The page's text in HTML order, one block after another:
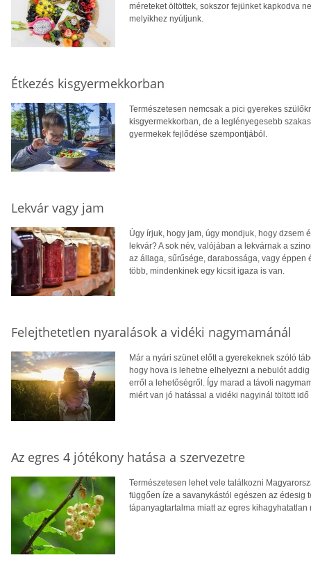
méreteket öltöttek, sokszor fejünket kapkodva
melyikhez nyúljunk.
Étkezés kisgyermekkorban
Természetesen nemcsak a pici gyerekes
kisgyermekkorban, de a leglényegesebb
gyermekek fejlődése szempontjából.
Lekvár vagy jam
Úgy írjuk, hogy jam, úgy mondjuk, hogy dzsem
lekvár? A sok név, valójában a lekvárnak a
az állaga, sűrűsége, darabossága, vagy
több, mindenkinek egy kicsit igaza is van.
Felejthetetlen nyaralások a vidéki nagymamánál
Már a nyári szünet előtt a gyerekeknek szóló
hogy hova is lehetne elhelyezni a nebulót
erről a lehetőségről. Így marad a távoli
miért van jó hatással a vidéki nagyinál töltött
Az egres 4 jótékony hatása a szervezetre
Természetesen lehet vele találkozni
függően íze a savanykástól egészen az édesig
tápanyagtartalma miatt az egres kihagyhatatlan